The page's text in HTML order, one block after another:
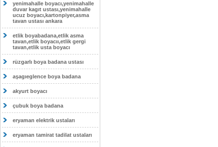
yenimahalle boyacı,yenimahalle
duvar kagıt ustası,yenimahalle
ucuz boyacı,kartonpiyer,asma
tavan ustası ankara
etlik boyabadana,etlik asma
tavan,etlik boyacıı,etlik gergi
tavan,etlik usta boyacı
rüzgarlı boya badana ustası
aşagıeglence boya badana
akyurt boyacı
çubuk boya badana
eryaman elektrik ustaları
eryaman tamirat tadilat ustaları